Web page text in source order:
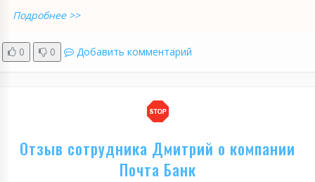
Подробнее >>
0 0 Добавить комментарий
Отзыв сотрудника Дмитрий о компании
Почта Банк